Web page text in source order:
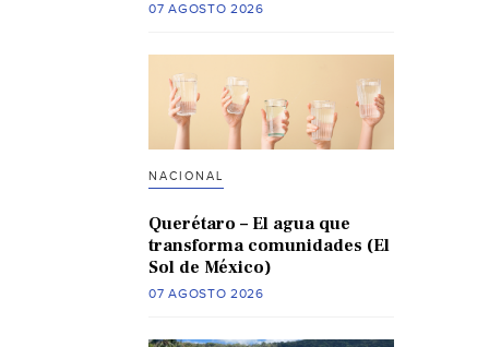
07 AGOSTO 2026
NACIONAL
Querétaro – El agua que
transforma comunidades (El
Sol de México)
07 AGOSTO 2026